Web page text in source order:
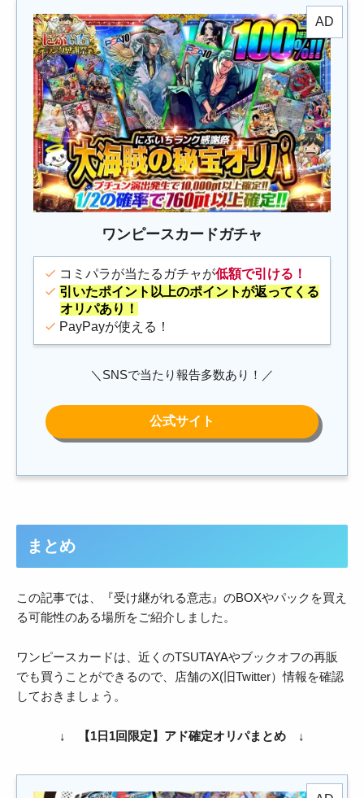
ワンピースカードガチャ
コミパラが当たるガチャが低額で引ける！
引いたポイント以上のポイントが返ってくる
オリパあり！
PayPayが使える！
＼SNSで当たり報告多数あり！／
まとめ
この記事では、『受け継がれる意志』のBOXやパックを買え
る可能性のある場所をご紹介しました。
ワンピースカードは、近くのTSUTAYAやブックオフの再販
でも買うことができるので、店舗のX(旧Twitter）情報を確認
しておきましょう。
↓ 【1日1回限定】アド確定オリパまとめ ↓